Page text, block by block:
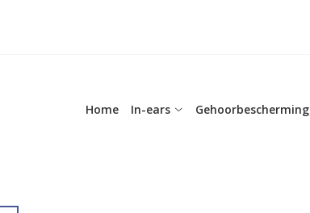
Home In-ears Gehoorbescherming